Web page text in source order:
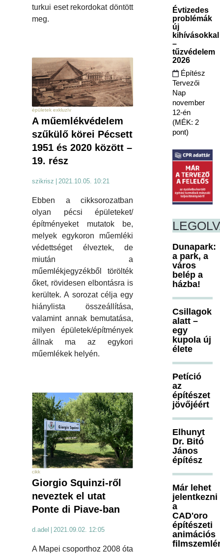
turkui eset rekordokat döntött
meg.
épületek exkluzív
A műemlékvédelem
szűkülő körei Pécsett
1951 és 2020 között –
19. rész
szikrisz 2021.10.05. 10:21
Ebben a cikksorozatban
olyan pécsi épületeket/
építményeket mutatok be,
melyek egykoron műemléki
védettséget élveztek, de
miután a
műemlékjegyzékből törölték
őket, rövidesen elbontásra is
kerültek. A sorozat célja egy
hiánylista összeállítása,
valamint annak bemutatása,
milyen épületek/építmények
állnak ma az egykori
műemlékek helyén.
cikk
Giorgio Squinzi-ről
neveztek el utat
Ponte di Piave-ban
d.adel 2021.09.02. 12:05
A Mapei csoporthoz 2008 óta
Évtizedes
problémák
új
kihívásokkal
–
tűzvédelem
2026
Építész
Tervezői
Nap
november
12-én
(MÉK: 2
pont)
Dunapark:
a park, a
város
belép a
házba!
Csillagok
alatt –
egy
kupola új
élete
Petíció
az
építészet
jövőjéért
Elhunyt
Dr. Bitó
János
építész
Már lehet
jelentkezni
a
CAD'oro
építészeti
animációs